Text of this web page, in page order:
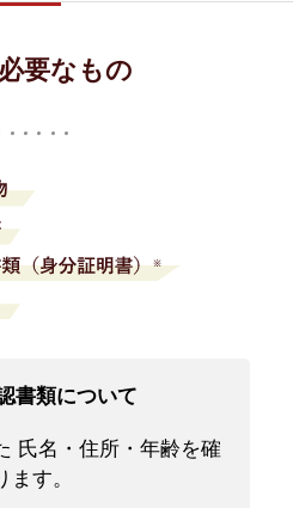
要なもの
書類について
氏名・住所・年齢を確
す。